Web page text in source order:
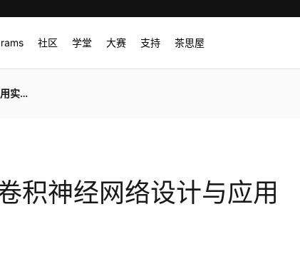
社区 学堂 大赛 支持 茶思屋
例
积神经网络设计与应用